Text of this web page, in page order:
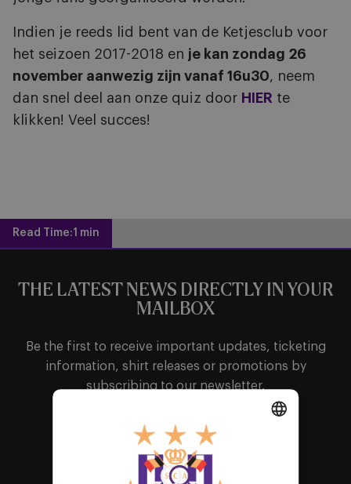
Indien je reeds lid bent van de Ketjesclub voor
het seizoen 2017-2018 en je kan zondag 26
november aanwezig zijn vanaf 16u30, neem
dan snel deel aan onze quiz door HIER te
klikken! Veel succes!
Read Time:1 min
THE LATEST NEWS DIRECTLY IN YOUR
MAILBOX
Be the first to receive important updates, ticketing
information, shirt releases or promotions by
subscribing to our newsletter.
Subscribe